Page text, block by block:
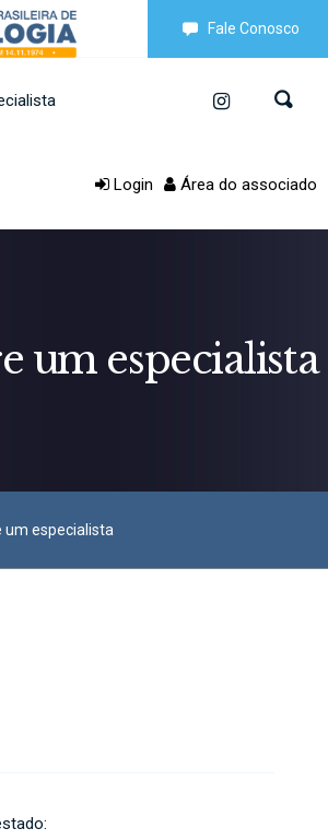
Fale Conosco
Login Área do associado
um especialista
um especialista